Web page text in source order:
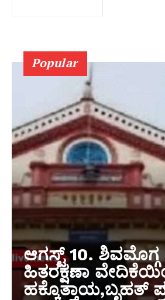
Popular
ಆಗಸ್ಟ್ 10. ಶಿವಮೊಗ್ಗ
ಹಿತರಕ್ಷಣಾ
ಹಕ್ಕೊತ್ತಾಯ,ಬೃಹತ್